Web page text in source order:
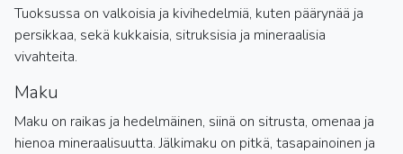
Tuoksussa on valkoisia ja kivihedelmiä, kuten päärynää ja
persikkaa, sekä kukkaisia, sitruksisia ja mineraalisia
vivahteita.
Maku
Maku on raikas ja hedelmäinen, siinä on sitrusta, omenaa ja
hienoa mineraalisuutta. Jälkimaku on pitkä, tasapainoinen ja